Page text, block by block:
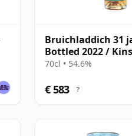
Bruichladdich 31
Bottled 2022 /
70cl • 54.6%
€ 583 ?